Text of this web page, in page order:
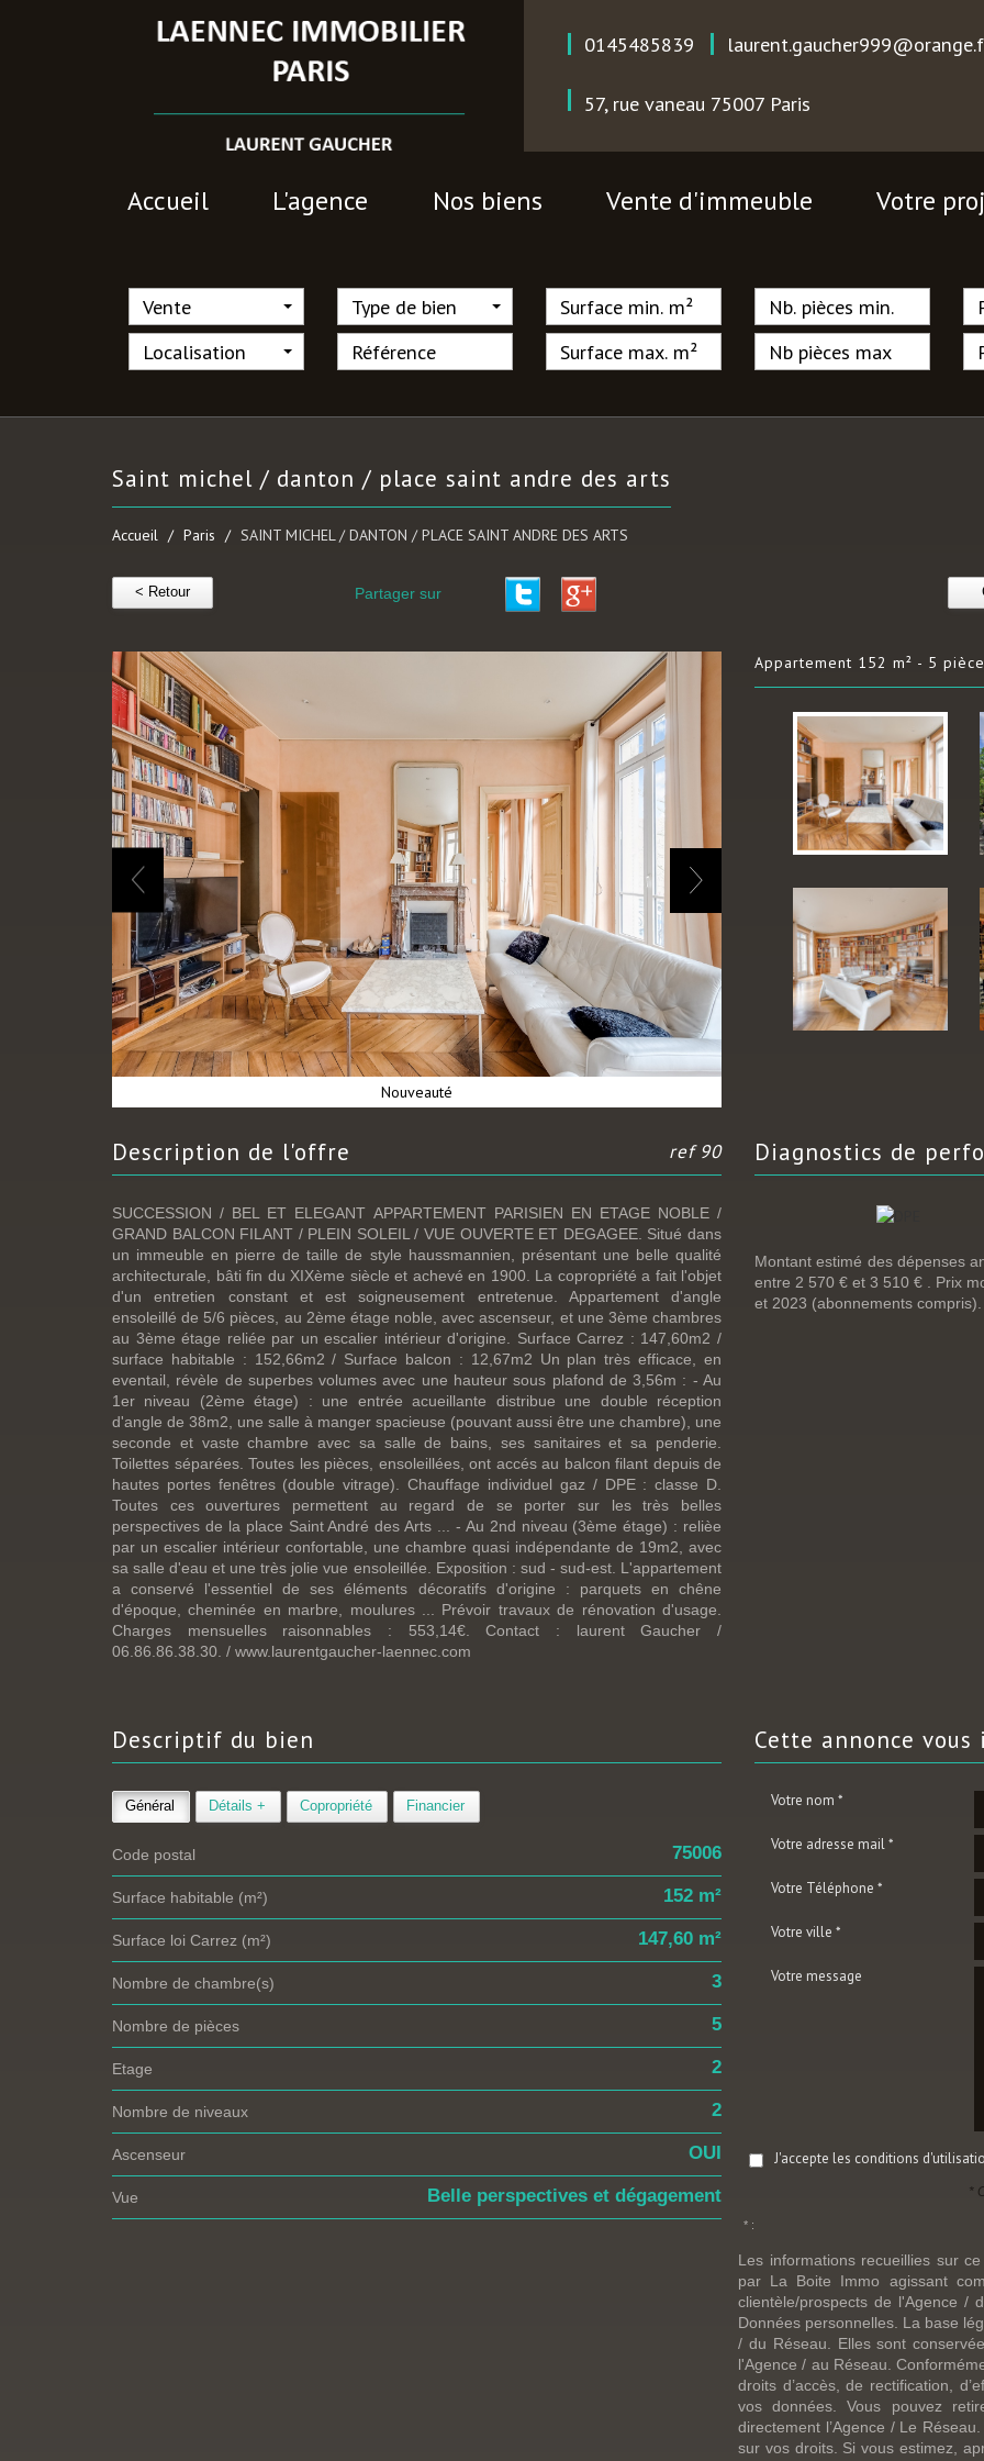
0145485839
57, rue vaneau 75007 Paris
Accueil l'agence nos biens vente d'immeuble votre
Vente
Localisation
Type de bien
saint michel / danton / place saint andre des arts
Accueil Paris SAINT MICHEL / DANTON / PLACE SAINT ANDRE DES ARTS
< Retour Partager sur
Nouveauté
appartement 152 m² - 5
description de l'offre ref 90
SUCCESSION / BEL ET ELEGANT APPARTEMENT PARISIEN EN ETAGE NOBLE /
GRAND BALCON FILANT / PLEIN SOLEIL / VUE OUVERTE ET DEGAGEE. Situé dans
un immeuble en pierre de taille de style haussmannien, présentant une belle qualité
architecturale, bâti fin du XIXème siècle et achevé en 1900. La copropriété a fait l'objet
d'un entretien constant et est soigneusement entretenue. Appartement d'angle
ensoleillé de 5/6 pièces, au 2ème étage noble, avec ascenseur, et une 3ème chambres
au 3ème étage reliée par un escalier intérieur d'origine. Surface Carrez : 147,60m2 /
surface habitable : 152,66m2 / Surface balcon : 12,67m2 Un plan très efficace, en
eventail, révèle de superbes volumes avec une hauteur sous plafond de 3,56m : - Au
1er niveau (2ème étage) : une entrée acueillante distribue une double réception
d'angle de 38m2, une salle à manger spacieuse (pouvant aussi être une chambre), une
seconde et vaste chambre avec sa salle de bains, ses sanitaires et sa penderie.
Toilettes séparées. Toutes les pièces, ensoleillées, ont accés au balcon filant depuis de
hautes portes fenêtres (double vitrage). Chauffage individuel gaz / DPE : classe D.
Toutes ces ouvertures permettent au regard de se porter sur les très belles
perspectives de la place Saint André des Arts ... - Au 2nd niveau (3ème étage) : relièe
par un escalier intérieur confortable, une chambre quasi indépendante de 19m2, avec
sa salle d'eau et une très jolie vue ensoleillée. Exposition : sud - sud-est. L'appartement
a conservé l'essentiel de ses éléments décoratifs d'origine : parquets en chêne
d'époque, cheminée en marbre, moulures ... Prévoir travaux de rénovation d'usage.
Charges mensuelles raisonnables : 553,14€. Contact : laurent Gaucher /
06.86.86.38.30. / www.laurentgaucher-laennec.com
diagnostics de
Montant estimé des dépenses
entre 2 570 € et 3 510 € . Prix
et 2023 (abonnements compris).
descriptif du bien
Général Détails + Copropriété Financier
Code postal 75006
Surface habitable (m²) 152 m²
Surface loi Carrez (m²) 147,60 m²
Nombre de chambre(s) 3
Nombre de pièces 5
Etage 2
Nombre de niveaux 2
Ascenseur OUI
Vue Belle perspectives et dégagement
cette annonce vous
Votre nom *
Votre adresse mail *
Votre Téléphone *
Votre ville *
Votre message
J'accepte les conditions
*
* :
Les informations recueillies sur
par La Boite Immo agissant
clientèle/prospects de l'Agence /
Données personnelles. La base
/ du Réseau. Elles sont
l'Agence / au Réseau.
droits d’accès, de rectification,
vos données. Vous pouvez
directement l’Agence / Le
sur vos droits. Si vous estimez,